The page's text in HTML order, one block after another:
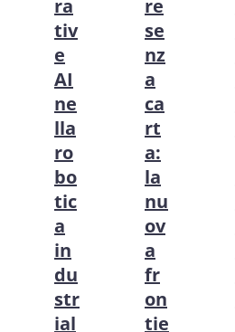
ra
tiv
e
AI
ne
lla
ro
bo
tic
a
in
du
str
ial
re
se
nz
a
ca
rt
a:
la
nu
ov
a
fr
on
tie